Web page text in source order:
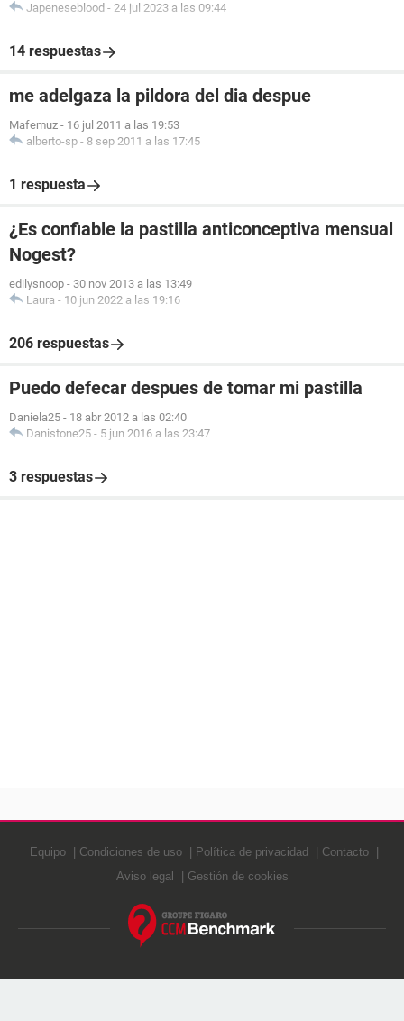
Japeneseblood - 24 jul 2023 a las 09:44
14 respuestas
me adelgaza la pildora del dia despue
Mafemuz - 16 jul 2011 a las 19:53
alberto-sp - 8 sep 2011 a las 17:45
1 respuesta
¿Es confiable la pastilla anticonceptiva mensual
Nogest?
edilysnoop - 30 nov 2013 a las 13:49
Laura - 10 jun 2022 a las 19:16
206 respuestas
Puedo defecar despues de tomar mi pastilla
Daniela25 - 18 abr 2012 a las 02:40
Danistone25 - 5 jun 2016 a las 23:47
3 respuestas
Equipo Condiciones de uso Política de privacidad
Contacto
Aviso legal
Gestión de cookies